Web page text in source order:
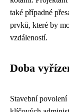
také případné
prvků, které by
vzdáleností.
Doba
Stavební povolení